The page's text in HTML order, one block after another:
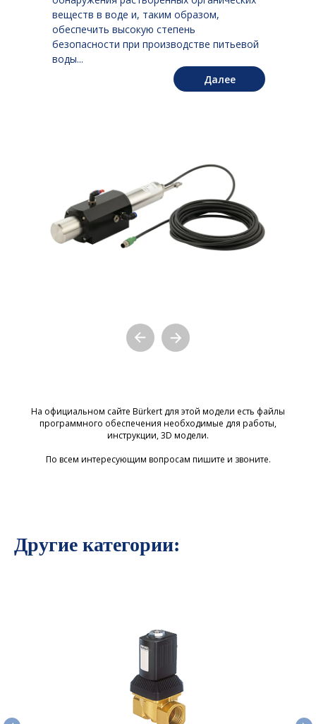
веществ в воде и, таким образом,
обеспечить высокую степень
безопасности при производстве питьевой
воды...
Далее
На официальном сайте Bürkert для этой модели есть файлы
программного обеспечения необходимые для работы,
инструкции, 3D модели.
По всем интересующим вопросам пишите и звоните.
Другие категории: